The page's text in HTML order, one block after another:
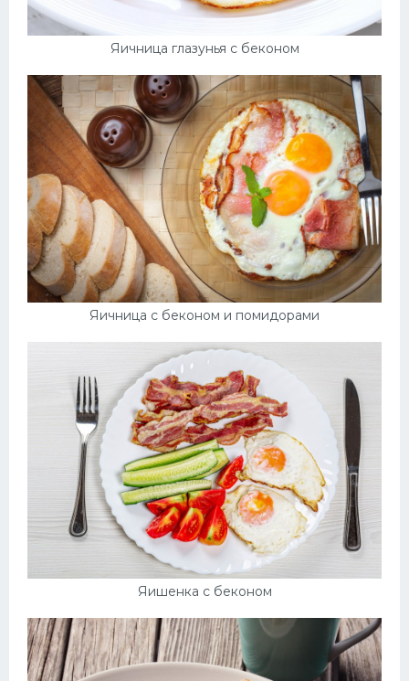
Яичница глазунья с беконом
Яичница с беконом и помидорами
Яишенка с беконом